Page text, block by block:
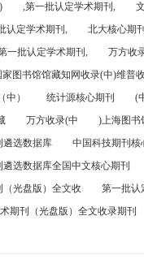
,第一批认定学术期刊,
认定学术期刊,
北大核心期
一批认定学术期刊,
万方收
图书馆馆藏知网收录(中)维普
中） 统计源核心期刊 (
万方收录(中 )上海图书
遴选数据库
中国科技期刊核
选数据库全国中文核心期刊
光盘版）全文收
第一批认
期刊（光盘版）全文收录期刊